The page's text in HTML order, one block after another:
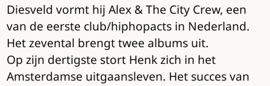
Diesveld vormt hij Alex & The City Crew, een
van de eerste club/hiphopacts in Nederland.
Het zevental brengt twee albums uit.
Op zijn dertigste stort Henk zich in het
Amsterdamse uitgaansleven. Het succes van